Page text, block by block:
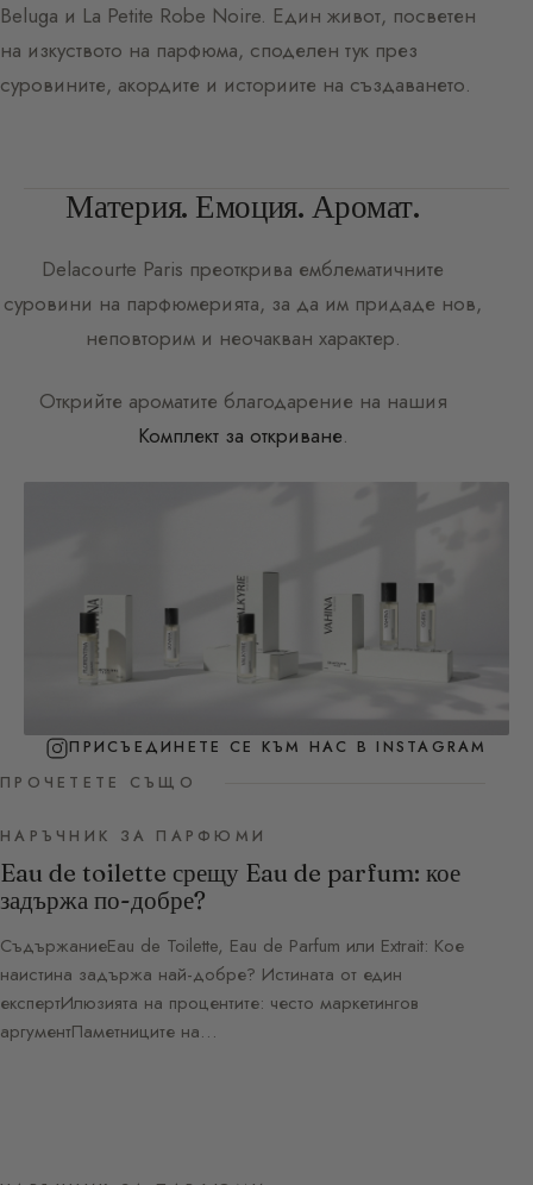
Beluga и La Petite Robe Noire. Един живот, посветен
на изкуството на парфюма, споделен тук през
суровините, акордите и историите на създаването.
Материя. Емоция. Аромат.
Delacourte Paris преоткрива емблематичните
суровини на парфюмерията, за да им придаде нов,
неповторим и неочакван характер.
Открийте ароматите благодарение на нашия
Комплект за откриване.
ПРИСЪЕДИНЕТЕ СЕ КЪМ НАС В INSTAGRAM
ПРОЧЕТЕТЕ СЪЩО
НАРЪЧНИК ЗА ПАРФЮМИ
Eau de toilette срещу Eau de parfum: кое
задържа по-добре?
СъдържаниеEau de Toilette, Eau de Parfum или Extrait: Кое
наистина задържа най-добре? Истината от един
експертИлюзията на процентите: често маркетингов
аргументПаметниците на…